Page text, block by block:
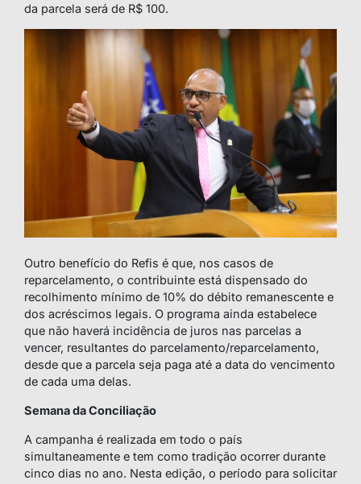
da parcela será de R$ 100.
Outro benefício do Refis é que, nos casos de
reparcelamento, o contribuinte está dispensado do
recolhimento mínimo de 10% do débito remanescente e
dos acréscimos legais. O programa ainda estabelece
que não haverá incidência de juros nas parcelas a
vencer, resultantes do parcelamento/reparcelamento,
desde que a parcela seja paga até a data do vencimento
de cada uma delas.
Semana da Conciliação
A campanha é realizada em todo o país
simultaneamente e tem como tradição ocorrer durante
cinco dias no ano. Nesta edição, o período para solicitar